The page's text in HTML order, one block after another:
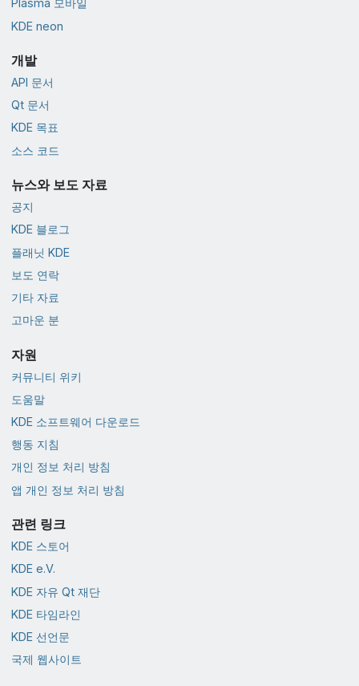
Plasma 모바일
KDE neon
개발
API 문서
Qt 문서
KDE 목표
소스 코드
뉴스와 보도 자료
공지
KDE 블로그
플래닛 KDE
보도 연락
기타 자료
고마운 분
자원
커뮤니티 위키
도움말
KDE 소프트웨어 다운로드
행동 지침
개인 정보 처리 방침
앱 개인 정보 처리 방침
관련 링크
KDE 스토어
KDE e.V.
KDE 자유 Qt 재단
KDE 타임라인
KDE 선언문
국제 웹사이트